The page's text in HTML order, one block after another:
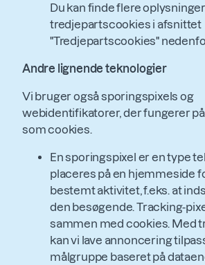
Du kan finde flere
tredjepartscookies i afsnittet
"Tredjepartscookies"
Andre lignende teknologier
Vi bruger også sporingspixels og
webidentifikatorer, der fungerer
som cookies.
En sporingspixel er en type
placeres på en hjemmeside
bestemt aktivitet, f.eks. at
den besøgende. Tracking-
sammen med cookies. Med
kan vi lave annoncering
målgruppe baseret på